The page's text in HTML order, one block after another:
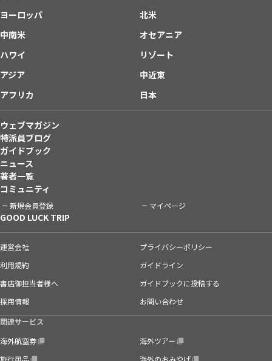
ヨーロッパ
北米
中南米
オセアニア
ハワイ
リゾート
アジア
中近東
アフリカ
日本
ウェブマガジン
特派員ブログ
ガイドブック
ニュース
著者一覧
コミュニティ
新規会員登録 マイページ
GOOD LUCK TRIP
運営会社
プライバシーポリシー
利用規約
ガイドライン
書店御担当者様へ
ガイドブックに投稿する
採用情報
お問い合わせ
関連サービス
海外航空券
海外ツアー
旅行用品
海外のおみやげ